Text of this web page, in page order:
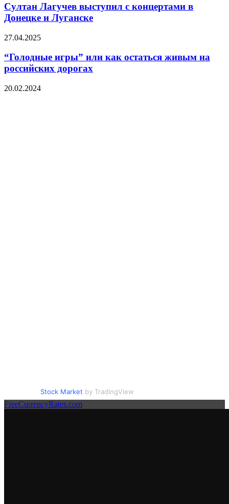
Султан Лагучев выступил с концертами в
Донецке и Луганске
27.04.2025
“Голодные игры” или как остаться живым на
российских дорогах
20.02.2024
Stock Market by TradingView
FreeCurrencyRates.com